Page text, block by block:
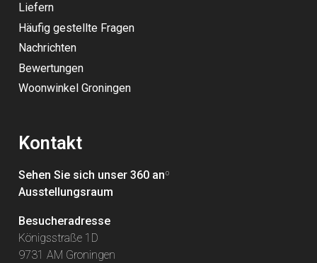
Liefern
Häufig gestellte Fragen
Nachrichten
Bewertungen
Woonwinkel Groningen
Kontakt
Sehen Sie sich unser 360 anº
Ausstellungsraum
Besucheradresse
Königsstraße 1D
9731 AM Groningen